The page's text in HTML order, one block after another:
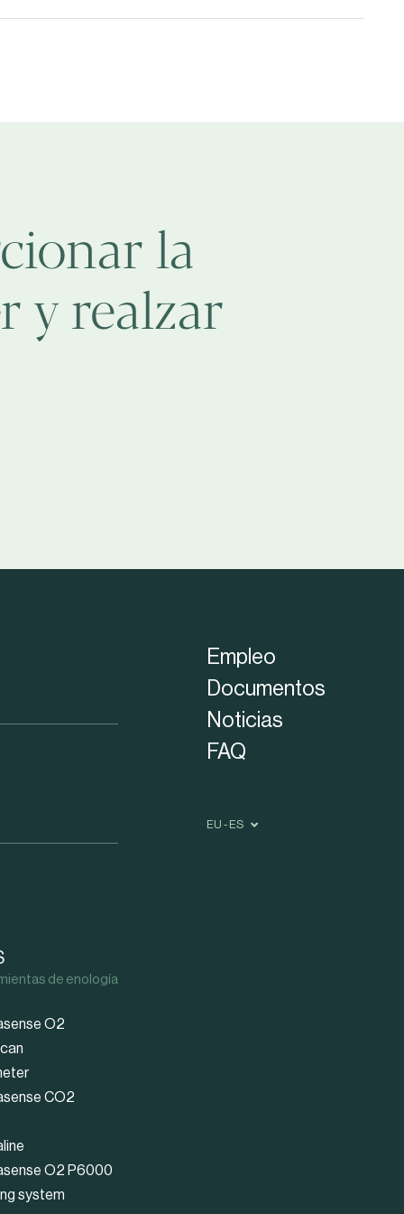
la
y realzar
de enología
O2
CO2
O2 P6000
system
Empleo
Documentos
Noticias
FAQ
EU - ES